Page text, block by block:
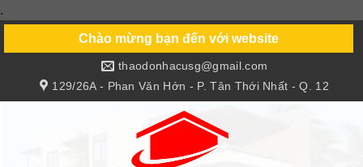
.
content
Chào mừng bạn đến với website
129/26A - Phan Văn Hớn - P. Tân Thới Nhất - Q. 12
thaodonhacusg@gmail.com